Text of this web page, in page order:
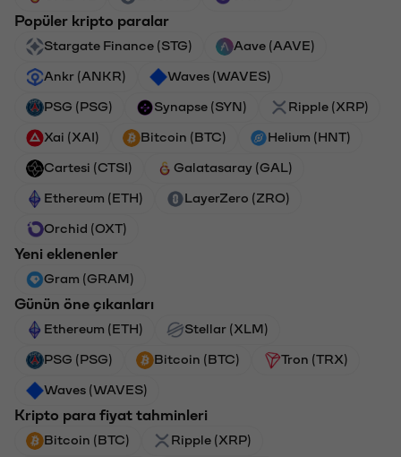
Popüler kripto paralar
Stargate Finance (STG) Aave (AAVE)
Ankr (ANKR) Waves (WAVES)
PSG (PSG) Synapse (SYN) Ripple (XRP)
Xai (XAI) Bitcoin (BTC) Helium (HNT)
Cartesi (CTSI) Galatasaray (GAL)
Ethereum (ETH) LayerZero (ZRO)
Orchid (OXT)
Yeni eklenenler
Gram (GRAM)
Günün öne çıkanları
Ethereum (ETH) Stellar (XLM)
PSG (PSG) Bitcoin (BTC) Tron (TRX)
Waves (WAVES)
Kripto para fiyat tahminleri
Bitcoin (BTC) Ripple (XRP)